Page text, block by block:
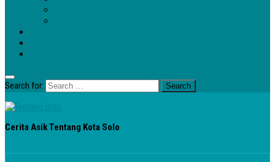
Search for:
Cerita Asik Tentang Kota Solo